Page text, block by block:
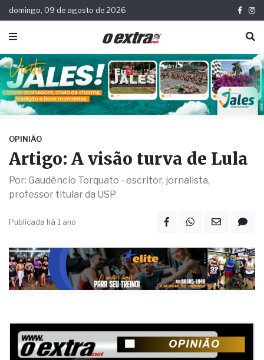
domingo, 09 de agosto de 2026
OPINIÃO
Artigo: A visão turva de Lula
Por: Gaudêncio Torquato - escritor, jornalista,